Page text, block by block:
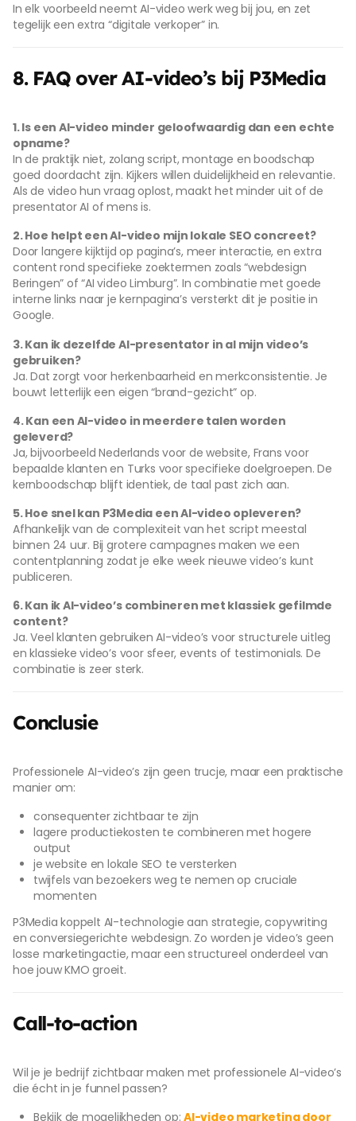
In elk voorbeeld neemt AI-video werk weg bij jou, en zet
tegelijk een extra “digitale verkoper” in.
8. FAQ over AI-video’s bij P3Media
1. Is een AI-video minder geloofwaardig dan een echte
opname?
In de praktijk niet, zolang script, montage en boodschap
goed doordacht zijn. Kijkers willen duidelijkheid en relevantie.
Als de video hun vraag oplost, maakt het minder uit of de
presentator AI of mens is.
2. Hoe helpt een AI-video mijn lokale SEO concreet?
Door langere kijktijd op pagina’s, meer interactie, en extra
content rond specifieke zoektermen zoals “webdesign
Beringen” of “AI video Limburg”. In combinatie met goede
interne links naar je kernpagina’s versterkt dit je positie in
Google.
3. Kan ik dezelfde AI-presentator in al mijn video’s
gebruiken?
Ja. Dat zorgt voor herkenbaarheid en merkconsistentie. Je
bouwt letterlijk een eigen “brand-gezicht” op.
4. Kan een AI-video in meerdere talen worden
geleverd?
Ja, bijvoorbeeld Nederlands voor de website, Frans voor
bepaalde klanten en Turks voor specifieke doelgroepen. De
kernboodschap blijft identiek, de taal past zich aan.
5. Hoe snel kan P3Media een AI-video opleveren?
Afhankelijk van de complexiteit van het script meestal
binnen 24 uur. Bij grotere campagnes maken we een
contentplanning zodat je elke week nieuwe video’s kunt
publiceren.
6. Kan ik AI-video’s combineren met klassiek gefilmde
content?
Ja. Veel klanten gebruiken AI-video’s voor structurele uitleg
en klassieke video’s voor sfeer, events of testimonials. De
combinatie is zeer sterk.
Conclusie
Professionele AI-video’s zijn geen trucje, maar een praktische
manier om:
consequenter zichtbaar te zijn
lagere productiekosten te combineren met hogere
output
je website en lokale SEO te versterken
twijfels van bezoekers weg te nemen op cruciale
momenten
P3Media koppelt AI-technologie aan strategie, copywriting
en conversiegerichte webdesign. Zo worden je video’s geen
losse marketingactie, maar een structureel onderdeel van
hoe jouw KMO groeit.
Call-to-action
Wil je je bedrijf zichtbaar maken met professionele AI-video’s
die écht in je funnel passen?
Bekijk de mogelijkheden op:AI-video marketing door